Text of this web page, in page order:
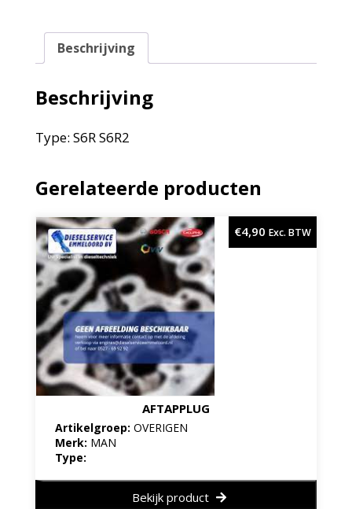
Beschrijving
Beschrijving
Type: S6R S6R2
Gerelateerde producten
AFTAPPLUG
Artikelgroep: OVERIGEN
Merk: MAN
Type:
€4,90 Exc. BTW
Bekijk product